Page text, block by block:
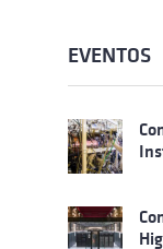
EVENTOS